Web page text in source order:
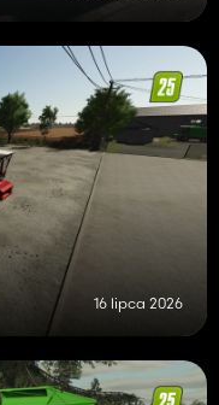
16 lipca 2026